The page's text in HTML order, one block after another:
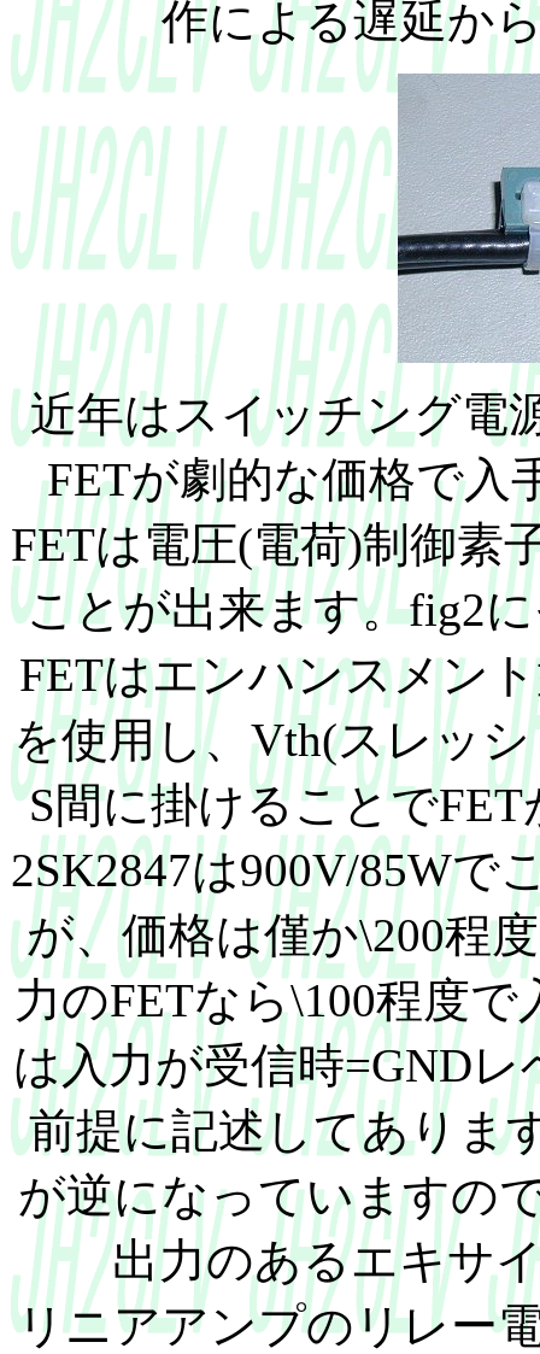
作による遅延か
近年はスイッチング電
FETが劇的な価格で入
FETは電圧(電荷)制御素
ことが出来ます。fig2
FETはエンハンスメン
を使用し、Vth(スレッ
S間に掛けることで
2SK2847は900V/85Wで
が、価格は僅か\200程
力のFETなら\100程度
は入力が受信時=GND
前提に記述してありま
が逆になっていますの
出力のあるエキサ
リニアアンプのリレー